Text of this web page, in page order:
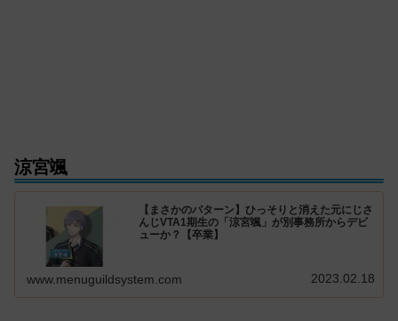
涼宮颯
【まさかのパターン】ひっそりと消えた元にじさ
んじVTA1期生の「涼宮颯」が別事務所からデビ
ューか？【卒業】
www.menuguildsystem.com 2023.02.18